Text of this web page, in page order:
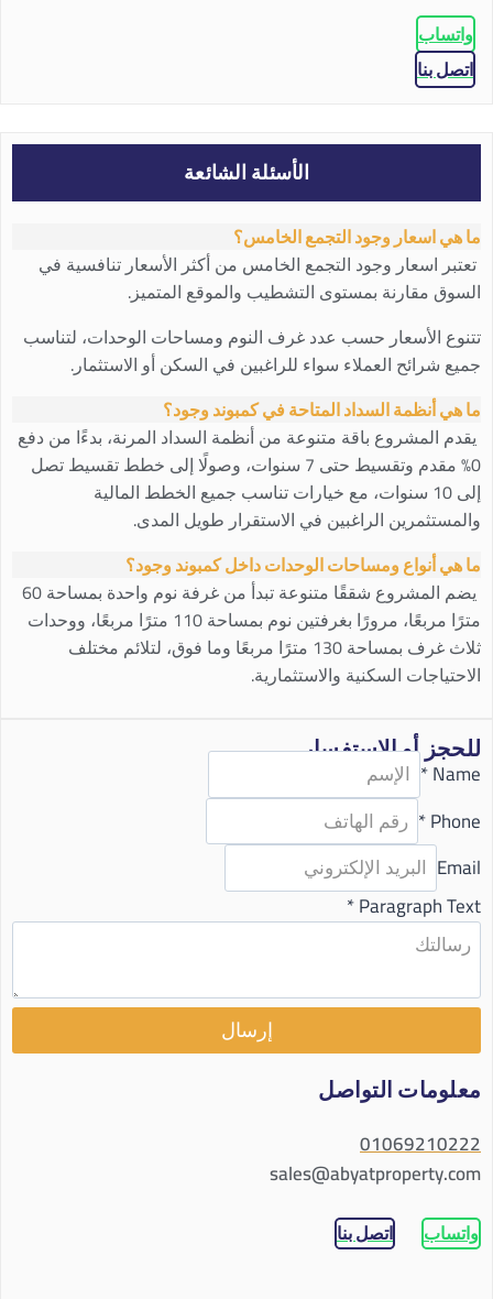
واتساب
اتصل بنا
الأسئلة الشائعة
ما هي اسعار وجود التجمع الخامس؟
تعتبر اسعار وجود التجمع الخامس من أكثر الأسعار تنافسية في
السوق مقارنة بمستوى التشطيب والموقع المتميز.
تتنوع الأسعار حسب عدد غرف النوم ومساحات الوحدات، لتناسب
جميع شرائح العملاء سواء للراغبين في السكن أو الاستثمار.
ما هي أنظمة السداد المتاحة في كمبوند وجود؟
يقدم المشروع باقة متنوعة من أنظمة السداد المرنة، بدءًا من دفع
0% مقدم وتقسيط حتى 7 سنوات، وصولًا إلى خطط تقسيط تصل
إلى 10 سنوات، مع خيارات تناسب جميع الخطط المالية
والمستثمرين الراغبين في الاستقرار طويل المدى.
ما هي أنواع ومساحات الوحدات داخل كمبوند وجود؟
يضم المشروع شققًا متنوعة تبدأ من غرفة نوم واحدة بمساحة 60
مترًا مربعًا، مرورًا بغرفتين نوم بمساحة 110 مترًا مربعًا، ووحدات
ثلاث غرف بمساحة 130 مترًا مربعًا وما فوق، لتلائم مختلف
الاحتياجات السكنية والاستثمارية.
للحجز أو الاستفسار
Name
*
Phone
*
Email
Paragraph Text
*
إرسال
معلومات التواصل
01069210222
sales@abyatproperty.com
واتساب اتصل بنا